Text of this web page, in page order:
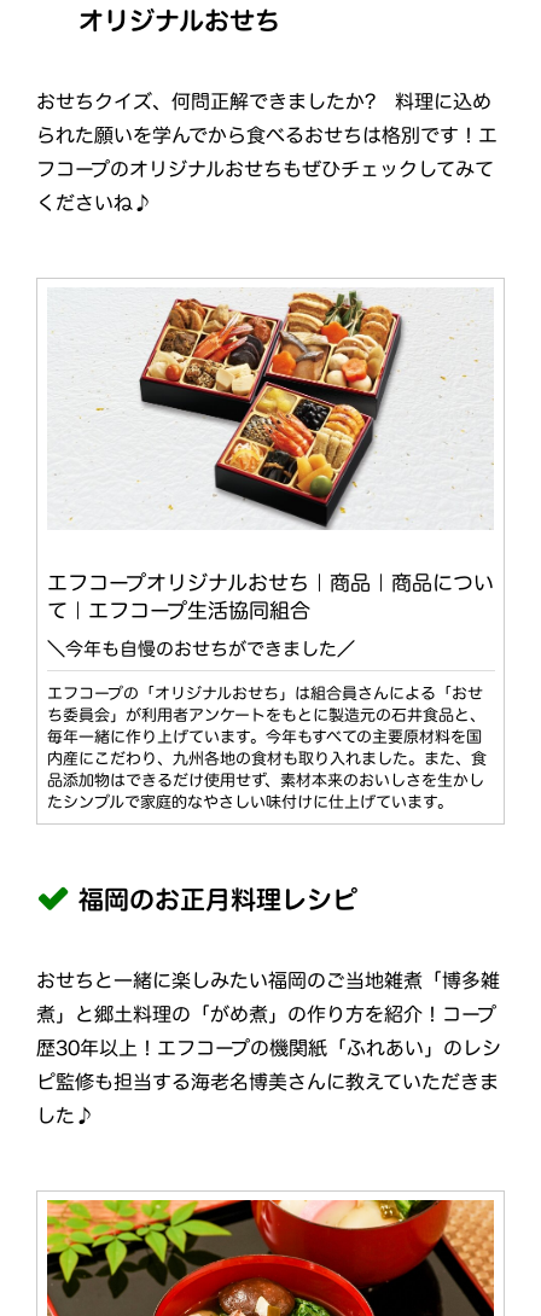
オリジナルおせち
おせちクイズ、何問正解できましたか? 料理に込め
られた願いを学んでから食べるおせちは格別です！エ
フコープのオリジナルおせちもぜひチェックしてみて
くださいね♪
エフコープオリジナルおせち｜商品｜商品につい
て｜エフコープ生活協同組合
＼今年も自慢のおせちができました／
エフコープの「オリジナルおせち」は組合員さんによる「おせ
ち委員会」が利用者アンケートをもとに製造元の石井食品と、
毎年一緒に作り上げています。今年もすべての主要原材料を国
内産にこだわり、九州各地の食材も取り入れました。また、食
品添加物はできるだけ使用せず、素材本来のおいしさを生かし
たシンプルで家庭的なやさしい味付けに仕上げています。
福岡のお正月料理レシピ
おせちと一緒に楽しみたい福岡のご当地雑煮「博多雑
煮」と郷土料理の「がめ煮」の作り方を紹介！コープ
歴30年以上！エフコープの機関紙「ふれあい」のレシ
ピ監修も担当する海老名博美さんに教えていただきま
した♪